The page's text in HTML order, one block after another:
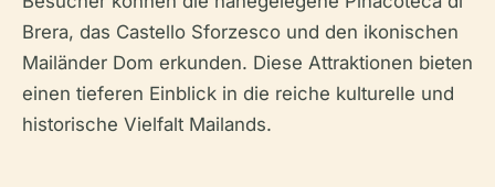
Brera, das Castello Sforzesco und den ikonischen
Mailänder Dom erkunden. Diese Attraktionen bieten
einen tieferen Einblick in die reiche kulturelle und
historische Vielfalt Mailands.